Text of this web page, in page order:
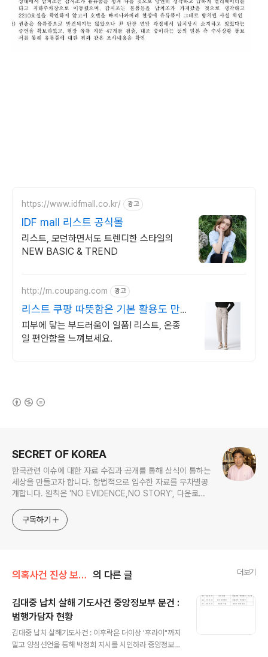
https://www.idfmall.co.kr/ 광고
IDF mall 리스트 공식몰
리스트, 모던하면서도 트렌디한 스타일의
NEW BASIC & TREND
http://m.coupang.com 광고
리스트 쿠팡 따뜻함은 기본 활용도 만
점
피부에 닿는 부드러움이 일품! 리스트, 온종
일 편안함을 느껴보세요.
SECRET OF KOREA
한국관련 이슈에 대한 자료 수집과 공개를 통해 상식이 통하는
세상을 만들고자 합니다. 합법적으로 입수한 자료를 무차별공
개합니다. 원칙은 'NO EVIDENCE,NO STORY', 다운로드
jesim56@gmail.com, 안보일때는 구글리더나 RSS로!!
구독하기
의혹사건 진상 보고서 전문/김대중 납치사건 의 다른 글 더보기
김대중 납치 살해 기도사건 중앙정보부 문건 :
범행가담자 현황
김대중 납치 살해기도사건 : 이후락은 더이상 '후라이"까지
말고 양심선언을 통해 박정희 지시를 시인하라 중앙정보부